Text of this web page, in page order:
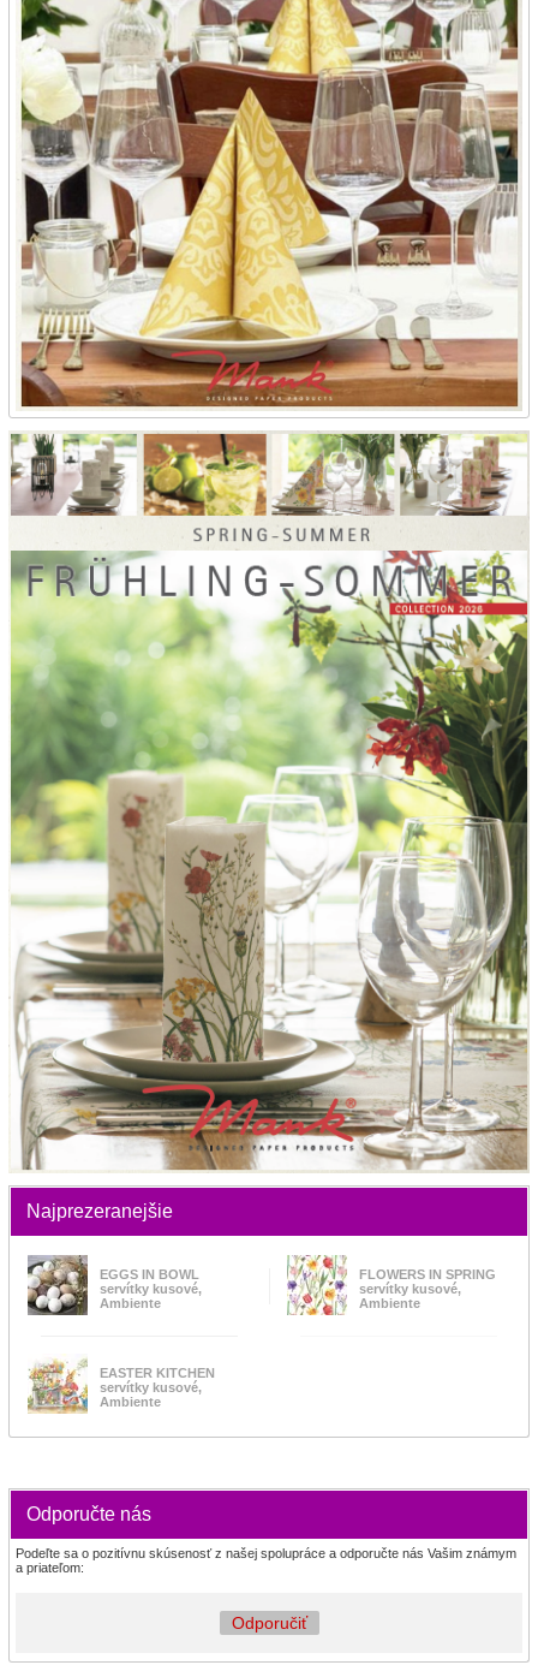
Najprezeranejšie
EGGS IN BOWL
servítky kusové,
Ambiente
FLOWERS IN SPRING
servítky kusové,
Ambiente
EASTER KITCHEN
servítky kusové,
Ambiente
Odporučte nás
Podeľte sa o pozitívnu skúsenosť z našej spolupráce a odporučte nás Vašim známym
a priateľom:
Odporučiť